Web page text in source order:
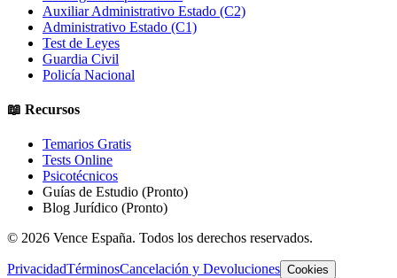
Auxiliar Administrativo Estado (C2)
Administrativo Estado (C1)
Test de Leyes
Guardia Civil
Policía Nacional
📖 Recursos
Temarios Gratis
Tests Online
Psicotécnicos
Guías de Estudio (Pronto)
Blog Jurídico (Pronto)
© 2026 Vence España. Todos los derechos reservados.
PrivacidadTérminosCancelación y Devoluciones Cookies